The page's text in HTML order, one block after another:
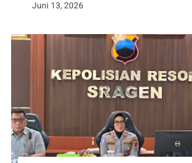
Juni 13, 2026